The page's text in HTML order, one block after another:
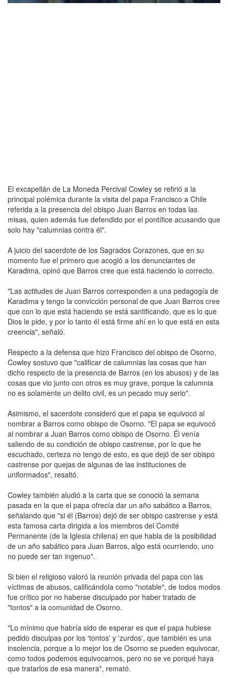
El excapellán de La Moneda Percival Cowley se refirió a la
principal polémica durante la visita del papa Francisco a Chile
referida a la presencia del obispo Juan Barros en todas las
misas, quien además fue defendido por el pontífice acusando que
solo hay "calumnias contra él".
A juicio del sacerdote de los Sagrados Corazones, que en su
momento fue el primero que acogió a los denunciantes de
Karadima, opinó que Barros cree que está haciendo lo correcto.
"Las actitudes de Juan Barros corresponden a una pedagogía de
Karadima y tengo la convicción personal de que Juan Barros cree
que con lo que está haciendo se está santificando, que es lo que
Dios le pide, y por lo tanto él está firme ahí en lo que está en esta
creencia", señaló.
Respecto a la defensa que hizo Francisco del obispo de Osorno,
Cowley sostuvo que "calificar de calumnias las cosas que han
dicho respecto de la presencia de Barros (en los abusos) y de las
cosas que vio junto con otros es muy grave, porque la calumnia
no es solamente un delito civil, es un pecado muy serio".
Asimismo, el sacerdote consideró que el papa se equivocó al
nombrar a Barros como obispo de Osorno. "El papa se equivocó
al nombrar a Juan Barros como obispo de Osorno. Él venía
saliendo de su condición de obispo castrense, por lo que he
escuchado, certeza no tengo de esto, es que dejó de ser obispo
castrense por quejas de algunas de las instituciones de
uniformados", resaltó.
Cowley también aludió a la carta que se conoció la semana
pasada en la que el papa ofrecía dar un año sabático a Barros,
señalando que "si él (Barros) dejó de ser obispo castrense y está
esta famosa carta dirigida a los miembros del Comité
Permanente (de la Iglesia chilena) en que habla de la posibilidad
de un año sabático para Juan Barros, algo está ocurriendo, uno
no puede ser tan ingenuo".
Si bien el religioso valoró la reunión privada del papa con las
víctimas de abusos, calificándola como "notable", de todos modos
fue crítico por no haberse disculpado por haber tratado de
"tontos" a la comunidad de Osorno.
"Lo mínimo que habría sido de esperar es que el papa hubiese
pedido disculpas por los 'tontos' y 'zurdos', que también es una
insolencia, porque a lo mejor los de Osorno se pueden equivocar,
como todos podemos equivocarnos, pero no se ve porqué haya
que tratarlos de esa manera", remató.